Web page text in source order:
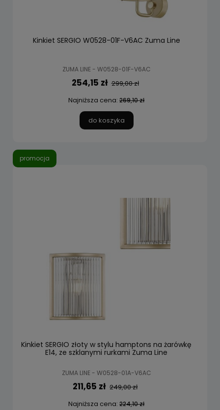
Kinkiet SERGIO W0528-01F-V6AC Zuma Line
ZUMA LINE - W0528-01F-V6AC
254,15 zł 299,00 zł
Najniższa cena: 269,10 zł
do koszyka
Kinkiet SERGIO złoty w stylu hamptons na żarówkę
E14, ze szklanymi rurkami Zuma Line
ZUMA LINE - W0528-01A-V6AC
211,65 zł 249,00 zł
Najniższa cena: 224,10 zł
promocja